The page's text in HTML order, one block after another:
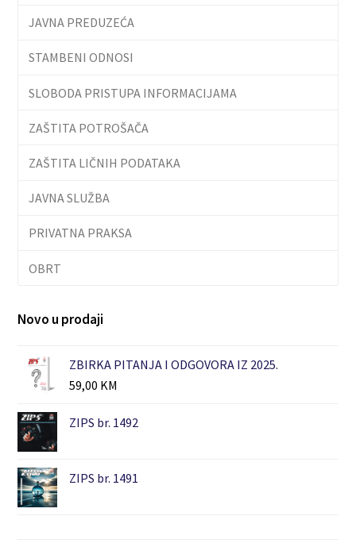
JAVNA PREDUZEĆA
STAMBENI ODNOSI
SLOBODA PRISTUPA INFORMACIJAMA
ZAŠTITA POTROŠAČA
ZAŠTITA LIČNIH PODATAKA
JAVNA SLUŽBA
PRIVATNA PRAKSA
OBRT
Novo u prodaji
ZBIRKA PITANJA I ODGOVORA IZ 2025.
59,00 KM
ZIPS br. 1492
ZIPS br. 1491